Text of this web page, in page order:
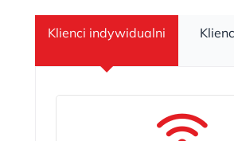
Klienci indywidualni